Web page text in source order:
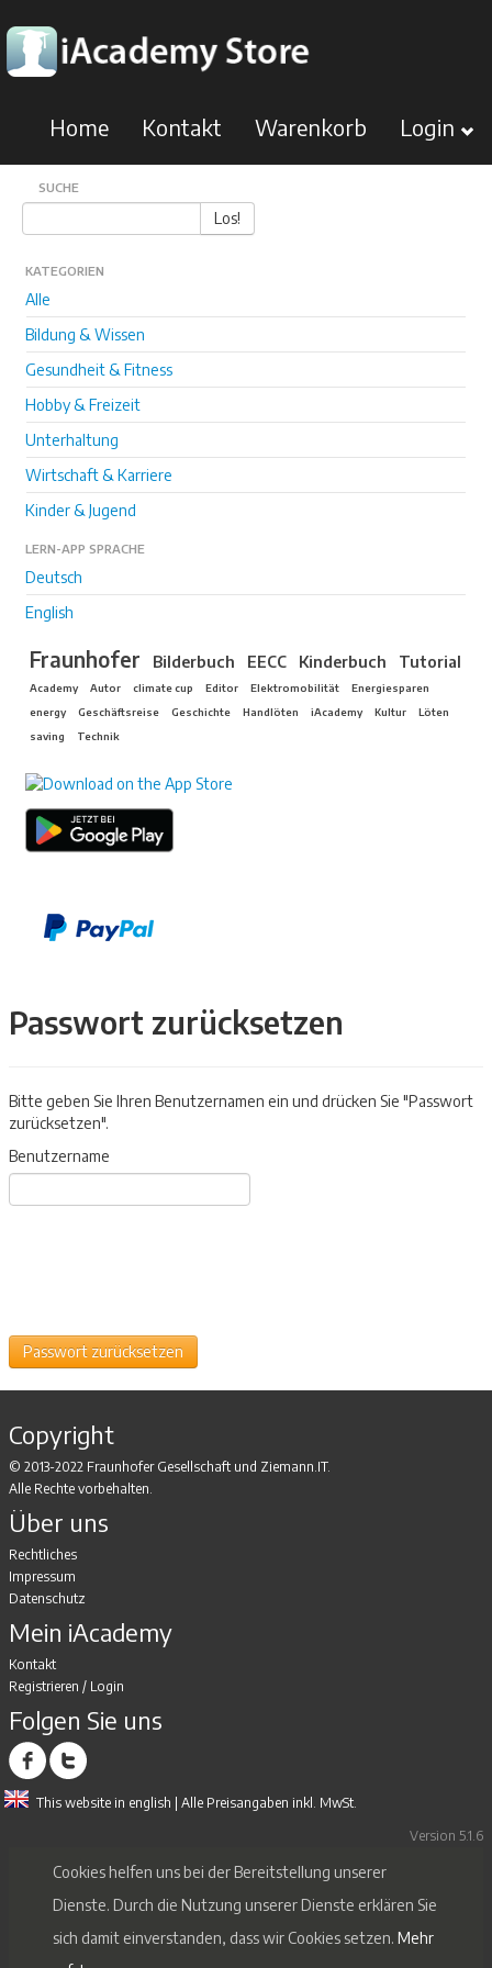
Home Kontakt Warenkorb Login
SUCHE
Los!
KATEGORIEN
Alle
Bildung & Wissen
Gesundheit & Fitness
Hobby & Freizeit
Unterhaltung
Wirtschaft & Karriere
Kinder & Jugend
LERN-APP SPRACHE
Deutsch
English
Fraunhofer Bilderbuch EECC Kinderbuch Tutorial
Academy Autor climate cup Editor Elektromobilität
Energiesparen
energy
Geschäftsreise Geschichte Handlöten iAcademy Kultur
Löten
saving
Technik
Passwort zurücksetzen
Bitte geben Sie Ihren Benutzernamen ein und drücken Sie "Passwort
zurücksetzen".
Benutzername
Copyright
© 2013-2022 Fraunhofer Gesellschaft und Ziemann.IT.
Alle Rechte vorbehalten.
Über uns
Rechtliches
Impressum
Datenschutz
Mein iAcademy
Kontakt
Registrieren / Login
Folgen Sie uns
This website in english | Alle Preisangaben inkl. MwSt.
Version 5.1.6
Cookies helfen uns bei der Bereitstellung unserer
Dienste. Durch die Nutzung unserer Dienste erklären Sie
sich damit einverstanden, dass wir Cookies setzen. Mehr